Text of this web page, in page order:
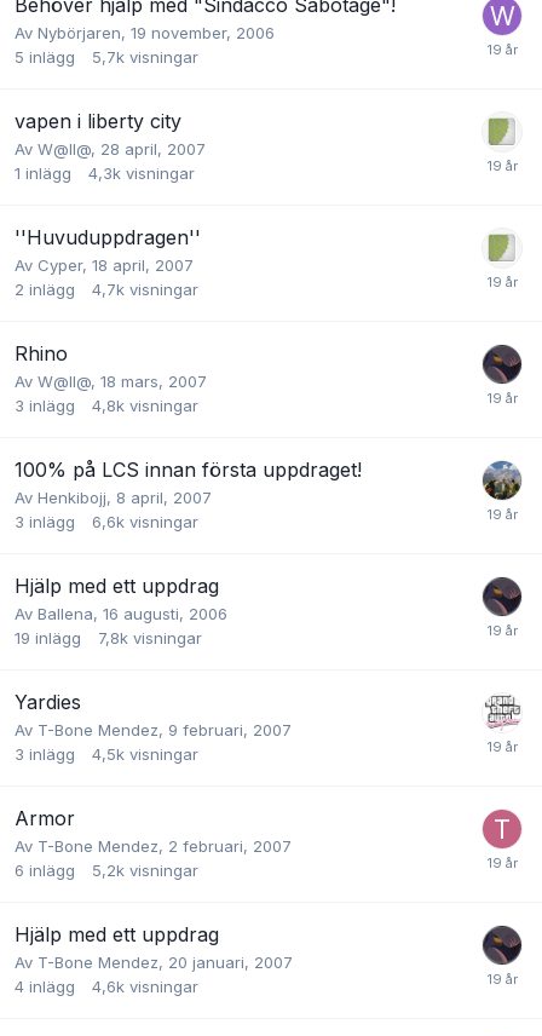
Av Nybörjaren, 19 november, 2006
5 inlägg 5,7k visningar
vapen i liberty city
Av W@ll@, 28 april, 2007
1 inlägg 4,3k visningar
''Huvuduppdragen''
Av Cyper, 18 april, 2007
2 inlägg 4,7k visningar
Rhino
Av W@ll@, 18 mars, 2007
3 inlägg 4,8k visningar
100% på LCS innan första uppdraget!
Av Henkibojj, 8 april, 2007
3 inlägg 6,6k visningar
Hjälp med ett uppdrag
Av Ballena, 16 augusti, 2006
19 inlägg 7,8k visningar
Yardies
Av T-Bone Mendez, 9 februari, 2007
3 inlägg 4,5k visningar
Armor
Av T-Bone Mendez, 2 februari, 2007
6 inlägg 5,2k visningar
Hjälp med ett uppdrag
Av T-Bone Mendez, 20 januari, 2007
4 inlägg 4,6k visningar